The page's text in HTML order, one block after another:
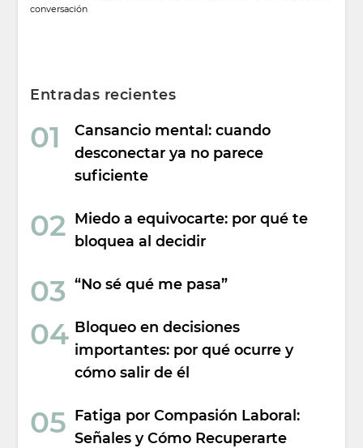
conversación
Entradas recientes
Cansancio mental: cuando
desconectar ya no parece
suficiente
Miedo a equivocarte: por qué te
bloquea al decidir
“No sé qué me pasa”
Bloqueo en decisiones
importantes: por qué ocurre y
cómo salir de él
Fatiga por Compasión Laboral:
Señales y Cómo Recuperarte